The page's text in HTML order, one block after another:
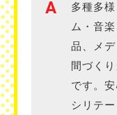
A
多種多
ム・音
品、メ
間づく
です。
シリテ